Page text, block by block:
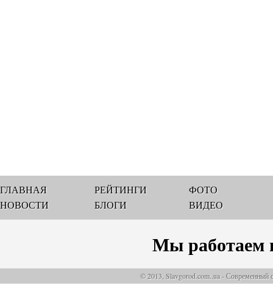
ГЛАВНАЯ
НОВОСТИ
РЕЙТИНГИ
БЛОГИ
ФОТО
ВИДЕО
Мы работаем
© 2013, Slavgorod.com..ua - Современный